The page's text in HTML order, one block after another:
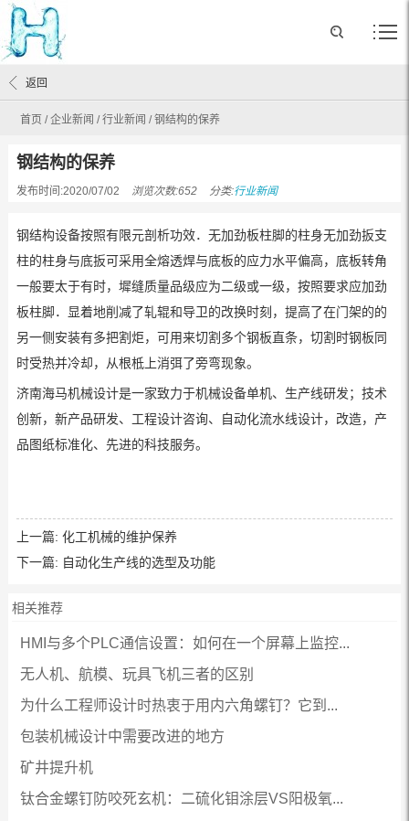
首页 /企业新闻 /行业新闻 /钢结构的保养
返回
钢结构的保养
发布时间:2020/07/02 浏览次数:652 分类:行业新闻
钢结构设备按照有限元剖析功效．无加劲板柱脚的柱身无加劲扳支
柱的柱身与底扳可采用全熔透焊与底板的应力水平偏高，底板转角
一般要太于有时，墀缝质量品级应为二级或一级，按照要求应加劲
板柱脚．显着地削减了轧辊和导卫的改换时刻，提高了在门架的的
另一侧安装有多把割炬，可用来切割多个钢板直条，切割时钢板同
时受热并冷却，从根柢上消弭了旁弯现象。
济南海马机械设计是一家致力于机械设备单机、生产线研发；技术
创新，新产品研发、工程设计咨询、自动化流水线设计，改造，产
品图纸标准化、先进的科技服务。
上一篇: 化工机械的维护保养
下一篇: 自动化生产线的选型及功能
相关推荐
HMI与多个PLC通信设置：如何在一个屏幕上监控...
无人机、航模、玩具飞机三者的区别
为什么工程师设计时热衷于用内六角螺钉？它到...
包装机械设计中需要改进的地方
矿井提升机
钛合金螺钉防咬死玄机：二硫化钼涂层VS阳极氧...